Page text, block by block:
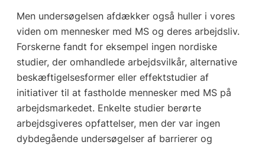
Men undersøgelsen afdækker også huller i vores
viden om mennesker med MS og deres arbejdsliv.
Forskerne fandt for eksempel ingen nordiske
studier, der omhandlede arbejdsvilkår, alternative
beskæftigelsesformer eller effektstudier af
initiativer til at fastholde mennesker med MS på
arbejdsmarkedet. Enkelte studier berørte
arbejdsgiveres opfattelser, men der var ingen
dybdegående undersøgelser af barrierer og